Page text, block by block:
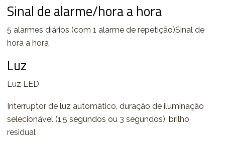
Sinal de alarme/hora a hora
5 alarmes diários (com 1 alarme de repetição)Sinal de
hora a hora
Luz
Luz LED
Interruptor de luz automático, duração de iluminação
selecionável (1,5 segundos ou 3 segundos), brilho
residual